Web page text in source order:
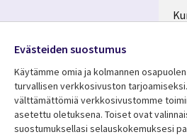
Resurssikeskus
Media
FINLAND
Evästeiden suostumus
Käytämme omia ja kolmannen
turvallisen verkkosivuston
välttämättömiä verkkosivustomme
asetettu oletuksena. Toiset ovat
suostumuksellasi selauskokemuksesi